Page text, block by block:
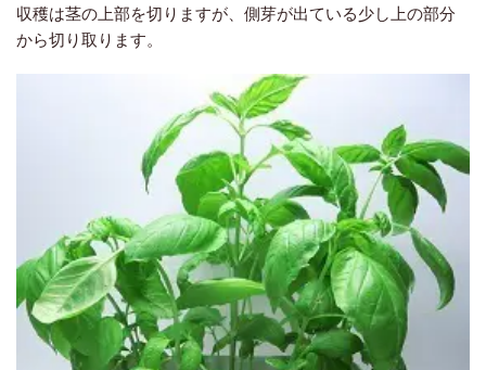
収穫は茎の上部を切りますが、側芽が出ている少し上の部分
から切り取ります。